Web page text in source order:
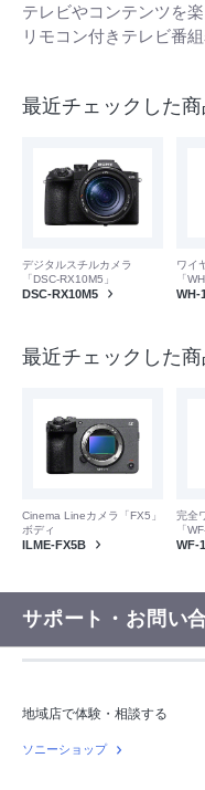
テレビやコンテンツを
リモコン付きテレビ番
最近チェックした
デジタルスチルカメラ
「DSC-RX10M5」
DSC-RX10M5
ワイ
「
WH-
最近チェックした商
Cinema Lineカメラ「FX5」
ボディ
ILME-FX5B
完全
「
WF-
サポート・お問い
地域店で体験・相談する
ソニーショップ